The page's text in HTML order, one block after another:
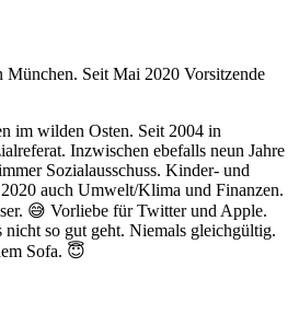
München. Seit Mai 2020 Vorsitzende
im wilden Osten. Seit 2004 in
Inzwischen ebefalls neun Jahre
Sozialausschuss. Kinder- und
2020 auch Umwelt/Klima und Finanzen.
😅 Vorliebe für Twitter und Apple.
nicht so gut geht. Niemals gleichgültig.
Sofa. 😇